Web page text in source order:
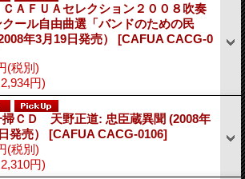
ＡＦＵＡセレクション２００８吹奏
ール自由曲選「バンドのための民
年3月19日発売） [CAFUA CACG-0
(税別)
2,934円)
掃ＣＤ 天野正道: 忠臣蔵異聞 (2008年
発売） [CAFUA CACG-0106]
(税別)
2,310円)